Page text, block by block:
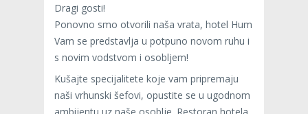
Dragi gosti!
Ponovno smo otvorili naša vrata, hotel Hum
Vam se predstavlja u potpuno novom ruhu i
s novim vodstvom i osobljem!
Kušajte specijalitete koje vam pripremaju
naši vrhunski šefovi, opustite se u ugodnom
ambijentu uz naše osoblje. Restoran hotela